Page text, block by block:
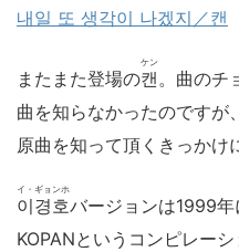
내일 또 생각이 나겠지／캔
またまた登場の캔
ケン
。曲のチ
曲を知らなかったのですが
原曲を知って頂くきっかけ
이경호
イ・ギョンホ
バージョンは1999
KOPANというコンピレー